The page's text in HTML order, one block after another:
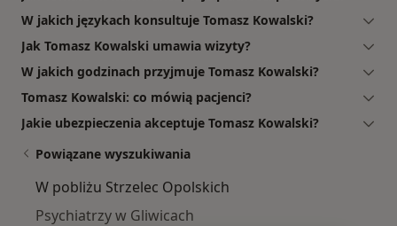
W jakich językach konsultuje Tomasz Kowalski?
Jak Tomasz Kowalski umawia wizyty?
W jakich godzinach przyjmuje Tomasz Kowalski?
Tomasz Kowalski: co mówią pacjenci?
Jakie ubezpieczenia akceptuje Tomasz Kowalski?
Powiązane wyszukiwania
W pobliżu Strzelec Opolskich
Psychiatrzy w Gliwicach